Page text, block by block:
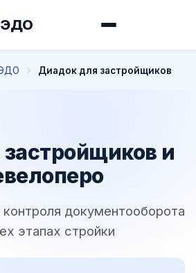
ЭДО
Диадок для застройщиков
и
контроля документооборота
этапах стройки